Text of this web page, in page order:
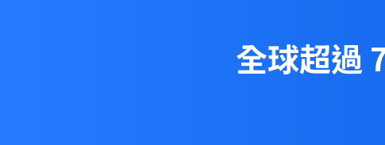
全球超過